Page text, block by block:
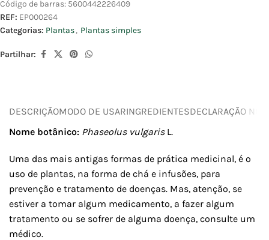
Código de barras: 5600442226409
REF: EP000264
Categorias: Plantas, Plantas simples
Partilhar:
DESCRIÇÃOMODO DE USARINGREDIENTESDECLARAÇÃO
Nome botânico: Phaseolus vulgarisL.
Uma das mais antigas formas de prática medicinal, é o
uso de plantas, na forma de chá e infusões, para
prevenção e tratamento de doenças. Mas, atenção, se
estiver a tomar algum medicamento, a fazer algum
tratamento ou se sofrer de alguma doença, consulte um
médico.